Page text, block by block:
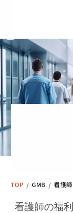
TOP / GMB / 看護
看護師の福